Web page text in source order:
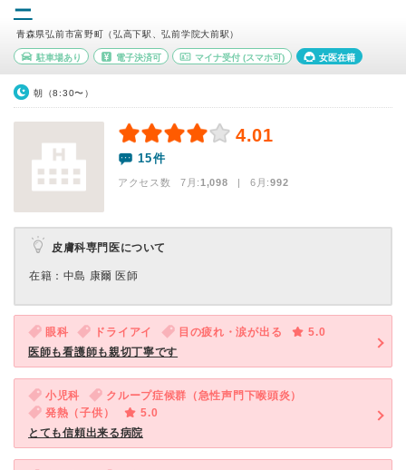
ー
青森県弘前市富野町（弘高下駅、弘前学院大前駅）
駐車場あり 電子決済可 マイナ受付 (スマホ可) 女医在籍
朝（8:30〜）
4.01
15件
アクセス数 7月:1,098 | 6月:992
皮膚科専門医について
在籍：中島 康爾 医師
眼科 ドライアイ 目の疲れ・涙が出る
5.0
医師も看護師も親切丁寧です
小児科
クループ症候群（急性声門下喉頭炎）
発熱（子供）
5.0
とても信頼出来る病院